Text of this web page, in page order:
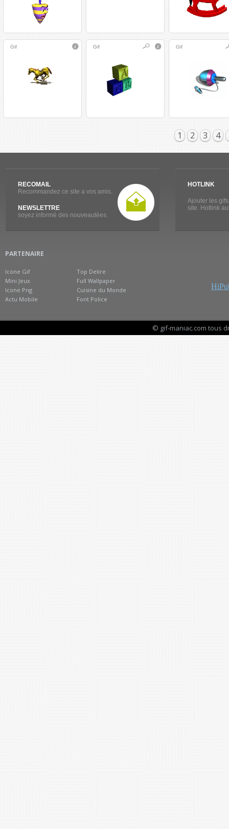
Gif Gif Gif
1 2 3 4
RECOMAIL
Recommandez ce site a vos amis.
NEWSLETTRE
soyez informé des nouveautées.
HOTLINK
Ajouter les
site. Hotlink
PARTENAIRE
Icone Gif
Mini Jeux
Icone Png
Actu Mobile
Top Delire
Full Wallpaper
Cuisine du Monde
Font Police
© gif-maniac.com tous